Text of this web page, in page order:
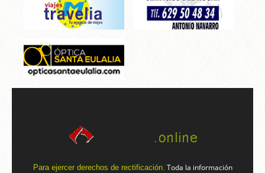
Para ejercer derechos de rectificación. Toda la información